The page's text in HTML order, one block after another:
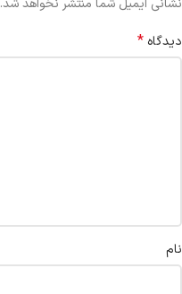
نشانی ایمیل شما منتشر نخواهد شد.
دیدگاه *
نام